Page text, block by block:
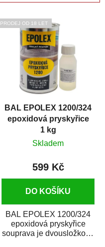
PRODEJ OD 18 LET
BAL EPOLEX 1200/324
epoxidová pryskyřice
1 kg
Skladem
599 Kč
DO KOŠÍKU
BAL EPOLEX 1200/324
epoxidová pryskyřice
souprava je dvousložkové